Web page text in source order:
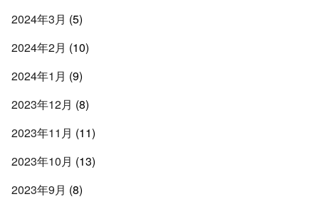
2024年3月 (5)
2024年2月 (10)
2024年1月 (9)
2023年12月 (8)
2023年11月 (11)
2023年10月 (13)
2023年9月 (8)